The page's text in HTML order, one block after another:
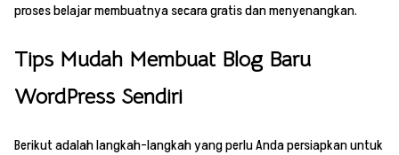
proses belajar membuatnya secara gratis dan menyenangkan.
Tips Mudah Membuat Blog Baru
WordPress Sendiri
Berikut adalah langkah-langkah yang perlu Anda persiapkan untuk